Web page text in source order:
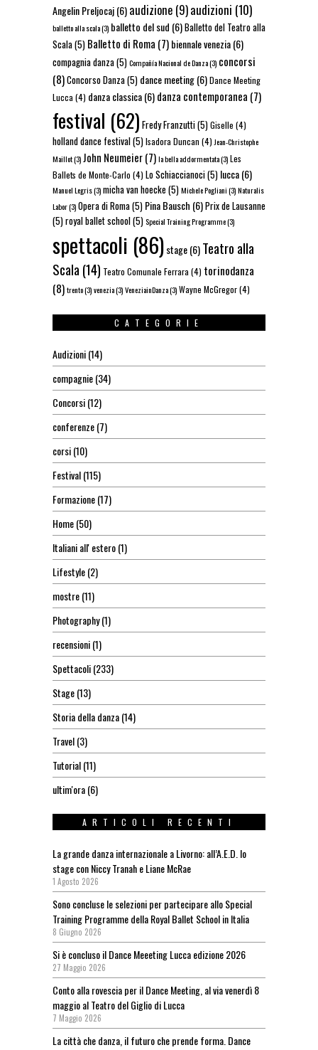
Angelin Preljocaj(6)audizione (9)audizioni (10)
balletto alla scala(3) balletto del sud (6)Balletto del Teatro alla
Scala(5) Balletto di Roma (7)biennale venezia(6)
compagnia danza(5)Compañía Nacional de Danza(3) concorsi
(8)Concorso Danza(5) dance meeting(6)Dance Meeting
Lucca (4) danza classica(6)danza contemporanea (7)
festival (62) Fredy Franzutti(5)Giselle (4)
holland dance festival(5)Isadora Duncan (4) Jean-Christophe
Maillot(3)John Neumeier(7)la bella addormentata(3)Les
Ballets de Monte-Carlo (4) Lo Schiaccianoci(5) lucca(6)
Manuel Legris(3)micha van hoecke(5)Michele Pogliani(3)Naturalis
Labor(3)Opera di Roma(5) Pina Bausch (6)Prix de Lausanne
(5)royal ballet school(5)Special Training Programme(3)
spettacoli (86)stage(6)Teatro alla
Scala (14) Teatro Comunale Ferrara (4) torinodanza
(8)trento(3)venezia(3)VeneziainDanza(3)Wayne McGregor(4)
CATEGORIE
Audizioni(14)
compagnie(34)
Concorsi(12)
conferenze(7)
corsi(10)
Festival(115)
Formazione(17)
Home(50)
Italiani all' estero(1)
Lifestyle(2)
mostre(11)
Photography(1)
recensioni(1)
Spettacoli(233)
Stage(13)
Storia della danza(14)
Travel(3)
Tutorial(11)
ultim'ora(6)
ARTICOLI RECENTI
La grande danza internazionale a Livorno: all’A.E.D. lo
stage con Niccy Tranah e Liane McRae
1 Agosto 2026
Sono concluse le selezioni per partecipare allo Special
Training Programme della Royal Ballet School in Italia
8 Giugno 2026
Si è concluso il Dance Meeeting Lucca edizione 2026
27 Maggio 2026
Conto alla rovescia per il Dance Meeting, al via venerdì 8
maggio al Teatro del Giglio di Lucca
7 Maggio 2026
La città che danza, il futuro che prende forma. Dance